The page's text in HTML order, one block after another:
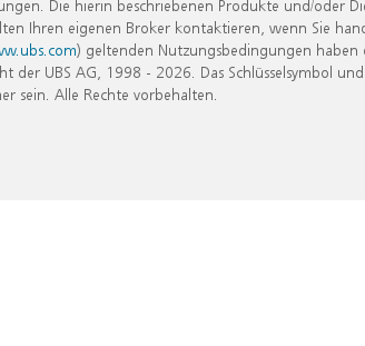
Die hierin beschriebenen Produkte und/oder
Ihren eigenen Broker kontaktieren, wenn Sie
) geltenden Nutzungsbedingungen haben
UBS AG, 1998 - 2026. Das Schlüsselsymbol
sein. Alle Rechte vorbehalten.